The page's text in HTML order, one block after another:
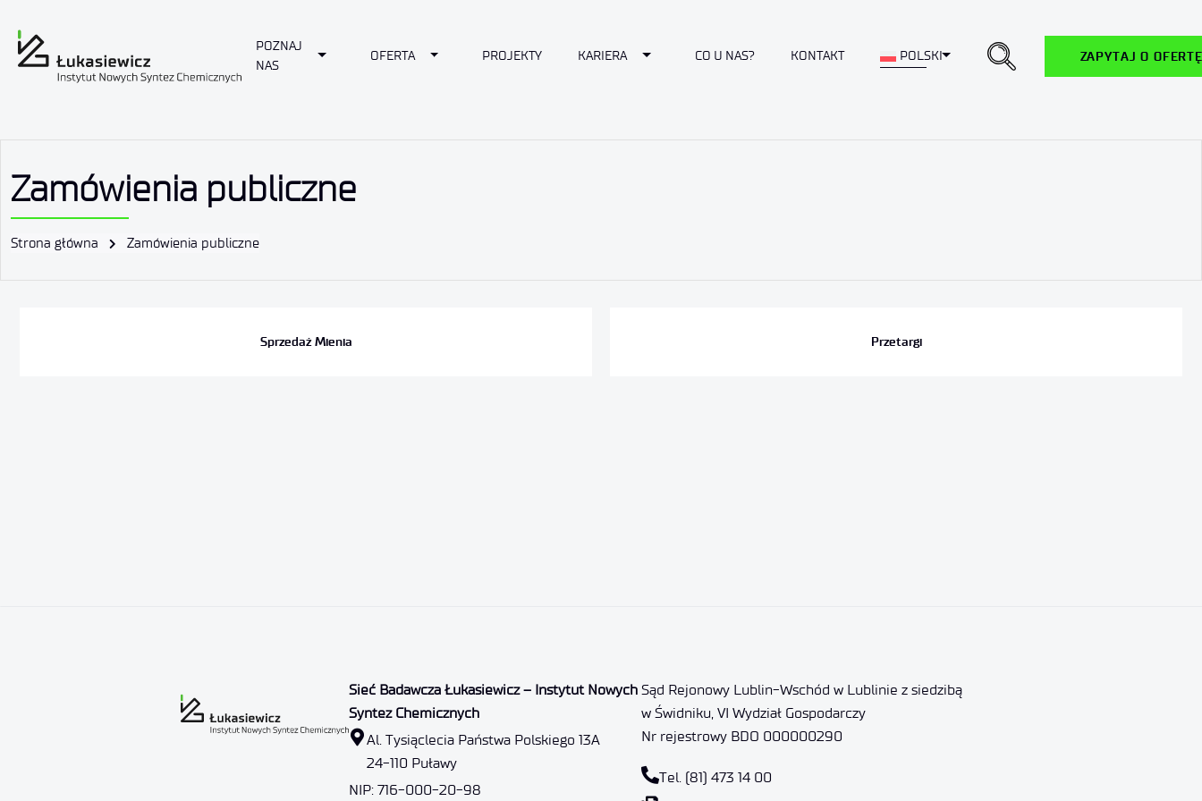
POZNAJ
NAS
Toggle Dropdown
OFERTA Toggle Dropdown
PROJEKTY KARIERA Toggle Dropdown
CO U NAS? KONTAKT POLSKIToggle Dropdown ZAPYTAJ O
Zamówienia publiczne
Strona główna Zamówienia publiczne
Sprzedaż Mienia Przetargi
Sieć Badawcza Łukasiewicz – Instytut Nowych
Syntez Chemicznych
Al. Tysiąclecia Państwa Polskiego 13A
24-110 Puławy
NIP: 716-000-20-98
Sąd Rejonowy Lublin-Wschód w Lublinie z siedzibą
w Świdniku, VI Wydział Gospodarczy
Nr rejestrowy BDO 000000290
Tel. (81) 473 14 00